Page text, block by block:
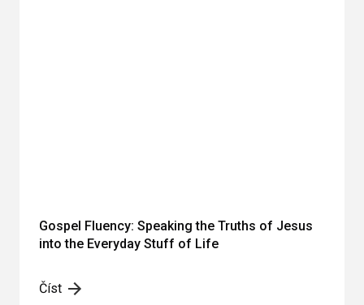
Gospel Fluency: Speaking the Truths of Jesus
into the Everyday Stuff of Life
Číst